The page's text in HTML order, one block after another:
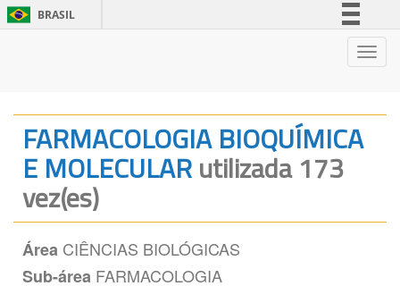
BRASIL
Acesso à informação
Legislação
Canais
FARMACOLOGIA BIOQUÍMICA
E MOLECULARutilizada 173
vez(es)
Área CIÊNCIAS BIOLÓGICAS
Sub-área FARMACOLOGIA